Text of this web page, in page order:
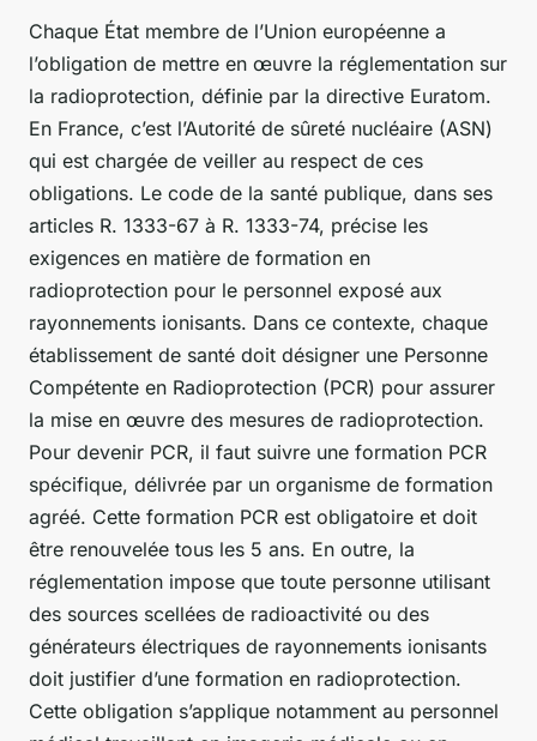
Chaque État membre de l’Union européenne a
l’obligation de mettre en œuvre la réglementation sur
la radioprotection, définie par la directive Euratom.
En France, c’est l’Autorité de sûreté nucléaire (ASN)
qui est chargée de veiller au respect de ces
obligations. Le code de la santé publique, dans ses
articles R. 1333-67 à R. 1333-74, précise les
exigences en matière de formation en
radioprotection pour le personnel exposé aux
rayonnements ionisants. Dans ce contexte, chaque
établissement de santé doit désigner une Personne
Compétente en Radioprotection (PCR) pour assurer
la mise en œuvre des mesures de radioprotection.
Pour devenir PCR, il faut suivre une formation PCR
spécifique, délivrée par un organisme de formation
agréé. Cette formation PCR est obligatoire et doit
être renouvelée tous les 5 ans. En outre, la
réglementation impose que toute personne utilisant
des sources scellées de radioactivité ou des
générateurs électriques de rayonnements ionisants
doit justifier d’une formation en radioprotection.
Cette obligation s’applique notamment au personnel